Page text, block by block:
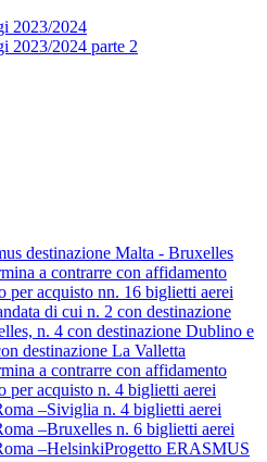
2023/2024
2023/2024 parte 2
destinazione Malta - Bruxelles
a contrarre con affidamento
per acquisto nn. 16 biglietti aerei
di cui n. 2 con destinazione
n. 4 con destinazione Dublino e
destinazione La Valletta
a contrarre con affidamento
per acquisto n. 4 biglietti aerei
–Siviglia n. 4 biglietti aerei
–Bruxelles n. 6 biglietti aerei
–HelsinkiProgetto ERASMUS